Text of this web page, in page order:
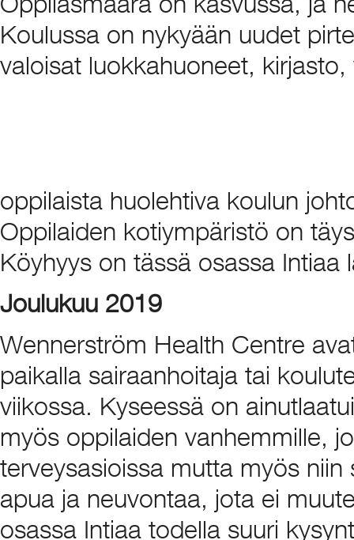
Koulussa on nykyään uudet
valoisat luokkahuoneet,
oppilaista huolehtiva koulun
Oppilaiden kotiympäristö on
Köyhyys on tässä osassa
Joulukuu 2019
Wennerström Health Centre
paikalla sairaanhoitaja tai
viikossa. Kyseessä on
myös oppilaiden vanhemmille,
terveysasioissa mutta myös
apua ja neuvontaa, jota ei
osassa Intiaa todella suuri